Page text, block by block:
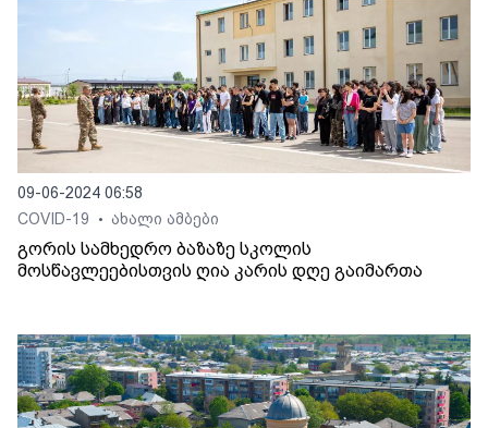
09-06-2024 06:58
COVID-19
• ახალი ამბები
გორის სამხედრო ბაზაზე სკოლის
მოსწავლეებისთვის ღია კარის დღე გაიმართა